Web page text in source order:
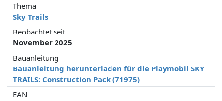
Thema
Sky Trails
Beobachtet seit
November 2025
Bauanleitung
Bauanleitung herunterladen für die Playmobil SKY
TRAILS: Construction Pack (71975)
EAN